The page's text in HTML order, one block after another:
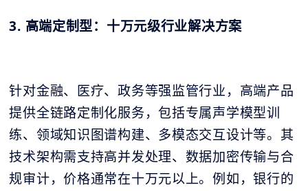
3. 高端定制型：十万元级行业解决方案
针对金融、医疗、政务等强监管行业，高端产品
提供全链路定制化服务，包括专属声学模型训
练、领域知识图谱构建、多模态交互设计等。其
技术架构需支持高并发处理、数据加密传输与合
规审计，价格通常在十万元以上。例如，银行的